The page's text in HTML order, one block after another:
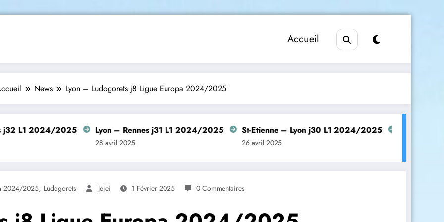
Accueil
News Lyon – Ludogorets j8 Ligue Europa 2024/2025
2024/2025 Lyon – Rennes j31 L1 2024/2025
28 avril 2025
St-Etienne – Lyon j30 L1 2024/2025
26 avril 2025
Manchester
2024/2025, Ludogorets Jejei 1 Février 2025 0 Commentaires